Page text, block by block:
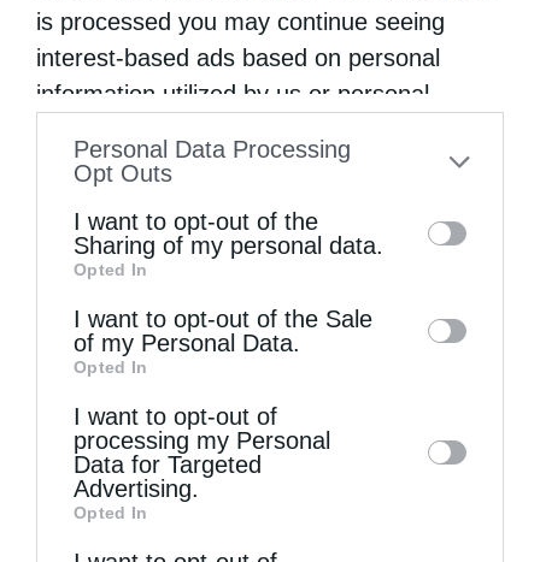
is processed you may continue seeing
interest-based ads based on personal
information utilized by us or personal
to your opt-out. You may separately opt-out
information by third parties on the IAB’s list
of downstream participants. This
information may also be disclosed by us to
third parties on theIAB’s List of
Downstream Participants
disclose it to other third parties.
Personal Data Processing
Opt Outs
I want to opt-out of the
Sharing of my personal data.
Opted In
I want to opt-out of the Sale
of my Personal Data.
Opted In
I want to opt-out of
processing my Personal
Data for Targeted
Advertising.
Opted In
Τελευταία άρθρα
Η Παιδαγωγία του Θεού
Την Πέμπτη, 13 Αυγούστου, κυκλοφορεί το νέο